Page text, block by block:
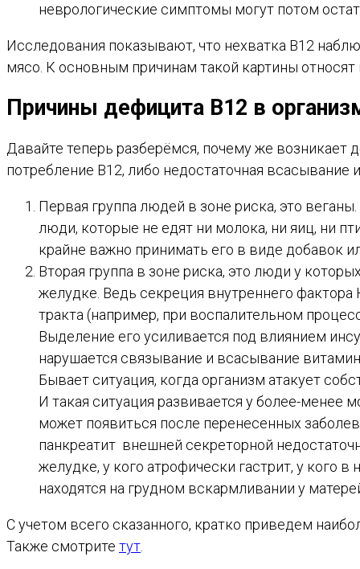
неврологические симптомы могут потом
Исследования показывают, что нехватка B12
мясо. К основным причинам такой картины относят
Причины дефицита В12 в
Давайте теперь разберёмся, почему же возникает
потребление B12, либо недостаточная
Первая группа людей в зоне риска, это
люди, которые не едят ни молока, ни яиц, ни
крайне важно принимать его в виде добавок
Вторая группа в зоне риска, это люди у
желудке. Ведь секреция внутреннего
тракта (например, при воспалительном
Выделение его усиливается под влиянием
нарушается связывание и всасывание
Бывает ситуация, когда организм атакует
И такая ситуация развивается у более-менее
может появиться после перенесенных
панкреатит внешней секреторной
желудке, у кого атрофически гастрит, у кого
находятся на грудном вскармливании у
С учетом всего сказанного, кратко приведем
Также смотрите тут